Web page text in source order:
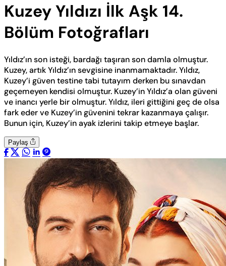
Kuzey Yıldızı İlk Aşk 14.
Bölüm Fotoğrafları
Yıldız’ın son isteği, bardağı taşıran son damla olmuştur.
Kuzey, artık Yıldız’ın sevgisine inanmamaktadır. Yıldız,
Kuzey’i güven testine tabi tutayım derken bu sınavdan
geçemeyen kendisi olmuştur. Kuzey’in Yıldız’a olan güveni
ve inancı yerle bir olmuştur. Yıldız, ileri gittiğini geç de olsa
fark eder ve Kuzey’in güvenini tekrar kazanmaya çalışır.
Bunun için, Kuzey’in ayak izlerini takip etmeye başlar.
Paylaş